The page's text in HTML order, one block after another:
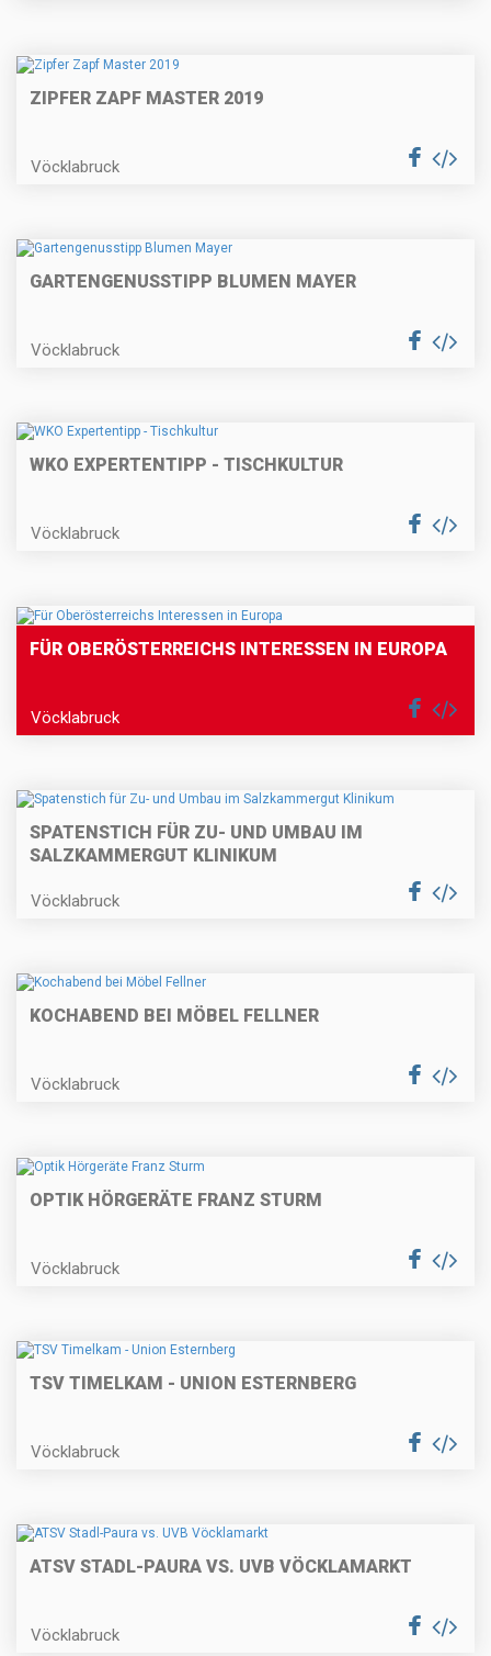
ZIPFER ZAPF MASTER 2019
Vöcklabruck
GARTENGENUSSTIPP BLUMEN MAYER
Vöcklabruck
WKO EXPERTENTIPP - TISCHKULTUR
Vöcklabruck
FÜR OBERÖSTERREICHS INTERESSEN IN EUROPA
Vöcklabruck
SPATENSTICH FÜR ZU- UND UMBAU IM
SALZKAMMERGUT KLINIKUM
Vöcklabruck
KOCHABEND BEI MÖBEL FELLNER
Vöcklabruck
OPTIK HÖRGERÄTE FRANZ STURM
Vöcklabruck
TSV TIMELKAM - UNION ESTERNBERG
Vöcklabruck
ATSV STADL-PAURA VS. UVB VÖCKLAMARKT
Vöcklabruck